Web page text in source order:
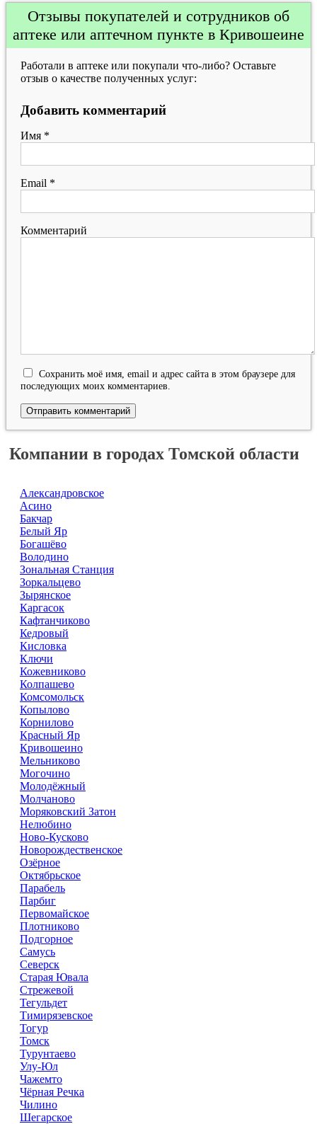
Отзывы покупателей и сотрудников об
аптеке или аптечном пункте в Кривошеине
Работали в аптеке или покупали что-либо? Оставьте
отзыв о качестве полученных услуг:
Добавить комментарий
Имя *
Email *
Комментарий
Сохранить моё имя, email и адрес сайта в этом браузере для
последующих моих комментариев.
Компании в городах Томской области
Александровское
Асино
Бакчар
Белый Яр
Богашёво
Володино
Зональная Станция
Зоркальцево
Зырянское
Каргасок
Кафтанчиково
Кедровый
Кисловка
Ключи
Кожевниково
Колпашево
Комсомольск
Копылово
Корнилово
Красный Яр
Кривошеино
Мельниково
Могочино
Молодёжный
Молчаново
Моряковский Затон
Нелюбино
Ново-Кусково
Новорождественское
Озёрное
Октябрьское
Парабель
Парбиг
Первомайское
Плотниково
Подгорное
Самусь
Северск
Старая Ювала
Стрежевой
Тегульдет
Тимирязевское
Тогур
Томск
Турунтаево
Улу-Юл
Чажемто
Чёрная Речка
Чилино
Шегарское